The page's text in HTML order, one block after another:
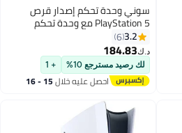
سوني وحدة تحكم إصدار قرص
PlayStation 5 مع وحدة تحكم
(الإصدار الدولي)
3.2
6
د.ك‏184.83
لك رصيد مسترجع 10% + 1
احصل عليه خلال 15 - 16